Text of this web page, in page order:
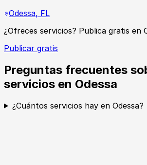
Odessa, FL
¿Ofreces servicios? Publica gratis en
Publicar gratis
Preguntas frecuentes
servicios en Odessa
¿Cuántos servicios hay en Odessa?